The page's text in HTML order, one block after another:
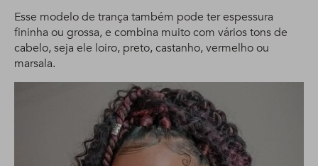
Esse modelo de trança também pode ter espessura
fininha ou grossa, e combina muito com vários tons de
cabelo, seja ele loiro, preto, castanho, vermelho ou
marsala.